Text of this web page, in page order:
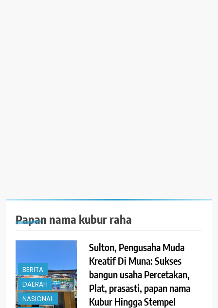
Papan nama kubur raha
BERITA
DAERAH
NASIONAL
Sulton, Pengusaha Muda
Kreatif Di Muna: Sukses
bangun usaha Percetakan,
Plat, prasasti, papan nama
Kubur Hingga Stempel